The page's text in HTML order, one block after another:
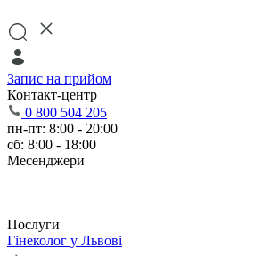
Запис на прийом
Контакт-центр
0 800 504 205
пн-пт: 8:00 - 20:00
сб: 8:00 - 18:00
Месенджери
Послуги
Гінеколог у Львові